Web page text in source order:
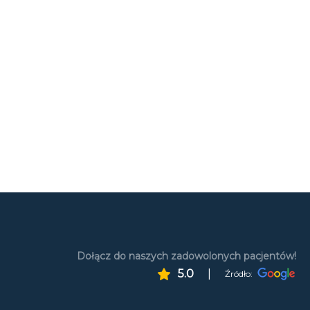
Dołącz do naszych zadowolonych pacjentów!
5.0 Źródło: